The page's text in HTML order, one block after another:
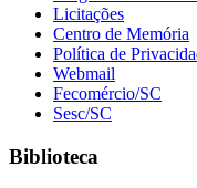
Licitações
Centro de Memória
Política de
Webmail
Fecomércio/SC
Sesc/SC
Biblioteca